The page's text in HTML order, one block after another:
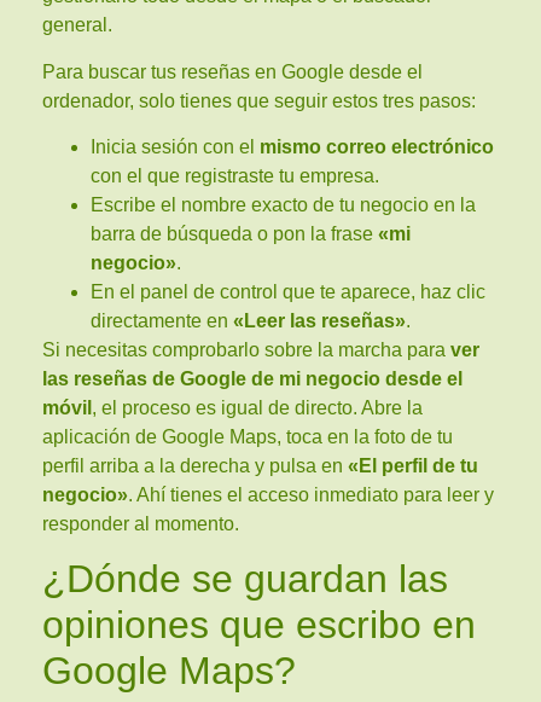
general.
Para buscar tus reseñas en Google desde el
ordenador, solo tienes que seguir estos tres pasos:
Inicia sesión con el mismo correo electrónico
con el que registraste tu empresa.
Escribe el nombre exacto de tu negocio en la
barra de búsqueda o pon la frase «mi
negocio».
En el panel de control que te aparece, haz clic
directamente en «Leer las reseñas».
Si necesitas comprobarlo sobre la marcha para ver
las reseñas de Google de mi negocio desde el
móvil , el proceso es igual de directo. Abre la
aplicación de Google Maps, toca en la foto de tu
perfil arriba a la derecha y pulsa en «El perfil de tu
negocio». Ahí tienes el acceso inmediato para leer y
responder al momento.
¿Dónde se guardan las
opiniones que escribo en
Google Maps?